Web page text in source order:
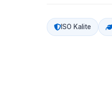
ISO Kalite